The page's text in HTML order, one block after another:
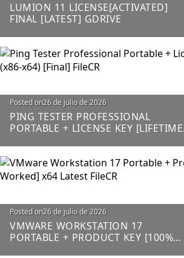
LUMION 11 LICENSE[ACTIVATED]
FINAL [LATEST] GDRIVE
Posted on26 de julio de 2026
PING TESTER PROFESSIONAL
PORTABLE + LICENSE KEY
Posted on26 de julio de 2026
VMWARE WORKSTATION 17
PORTABLE + PRODUCT KEY [100%